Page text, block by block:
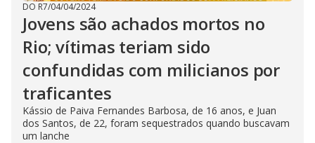
DO R7/04/04/2024
Jovens são achados mortos no
Rio; vítimas teriam sido
confundidas com milicianos por
traficantes
Kássio de Paiva Fernandes Barbosa, de 16 anos, e Juan
dos Santos, de 22, foram sequestrados quando buscavam
um lanche